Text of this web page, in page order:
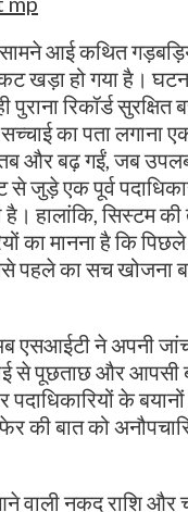
सामने आई कथित
खड़ा हो गया है।
पुराना रिकॉर्ड
का पता लगाना
और बढ़ गईं, जब
एक पूर्व
है। हालांकि,
का मानना है कि
का सच खोजना
ने अपनी
से पूछताछ और
के
की बात को
आने वाली नकद राशि